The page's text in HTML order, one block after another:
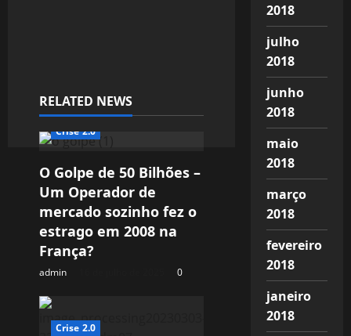
RELATED NEWS
Crise 2.0
O Golpe de 50 Bilhões –
Um Operador de
mercado sozinho fez o
estrago em 2008 na
França?
admin 0
Crise 2.0
2018
julho
2018
junho
2018
maio
2018
março
2018
fevereiro
2018
janeiro
2018